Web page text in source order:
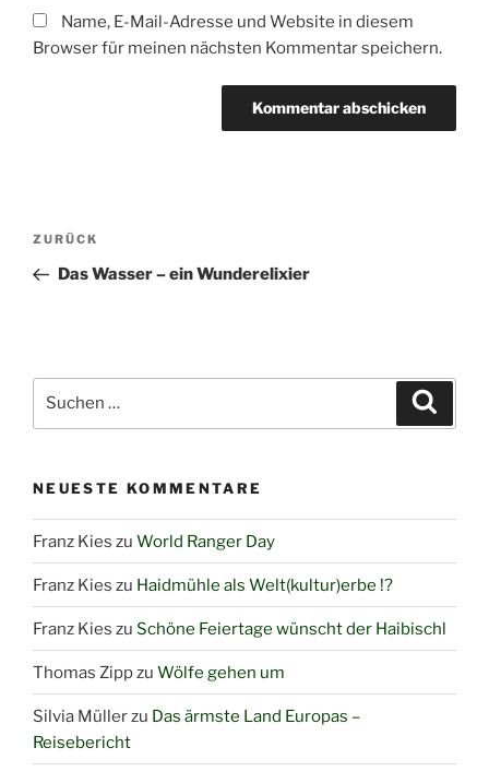
Name, E-Mail-Adresse und Website in diesem
Browser für meinen nächsten Kommentar speichern.
Beitragsnavigation
Vorheriger
Beitrag
ZURÜCK
Das Wasser – ein Wunderelixier
nach:
NEUESTE KOMMENTARE
Franz Kies zu World Ranger Day
Franz Kies zu Haidmühle als Welt(kultur)erbe !?
Franz Kies zu Schöne Feiertage wünscht der Haibischl
Thomas Zippzu Wölfe gehen um
Silvia Müllerzu Das ärmste Land Europas –
Reisebericht